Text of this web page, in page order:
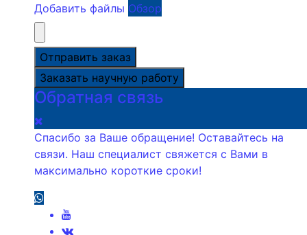
Добавить файлы Обзор
Отправить заказ
Заказать научную работу
Обратная связь
Спасибо за Ваше обращение! Оставайтесь на
связи. Наш специалист свяжется с Вами в
максимально короткие сроки!